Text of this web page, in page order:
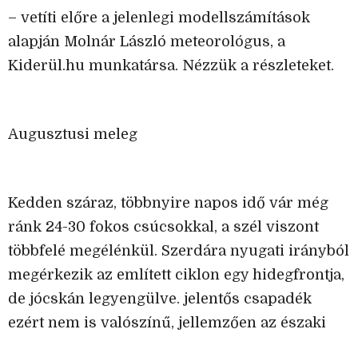
– vetíti előre a jelenlegi modellszámítások
alapján Molnár László meteorológus, a
Kiderül.hu munkatársa. Nézzük a részleteket.
Augusztusi meleg
Kedden száraz, többnyire napos idő vár még
ránk 24-30 fokos csúcsokkal, a szél viszont
többfelé megélénkül. Szerdára nyugati irányból
megérkezik az említett ciklon egy hidegfrontja,
de jócskán legyengülve. jelentős csapadék
ezért nem is valószínű, jellemzően az északi